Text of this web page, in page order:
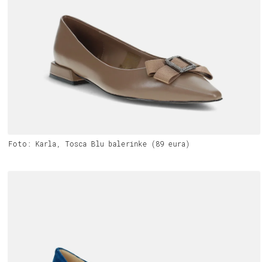
Foto: Karla, Tosca Blu balerinke (89 eura)